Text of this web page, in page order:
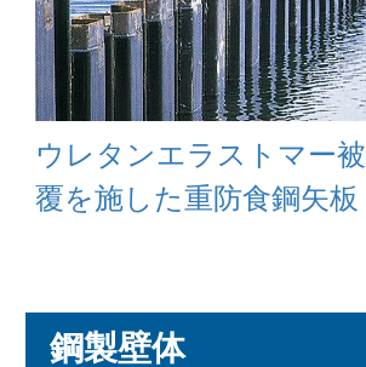
ウレタンエラストマー被
覆を施した重防食鋼矢板
鋼製壁体